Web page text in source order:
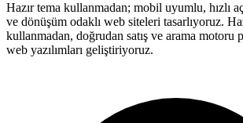
Hazır tema kullanmadan; mobil uyumlu, hızlı
ve dönüşüm odaklı web siteleri tasarlıyoruz.
kullanmadan, doğrudan satış ve arama motoru
web yazılımları geliştiriyoruz.